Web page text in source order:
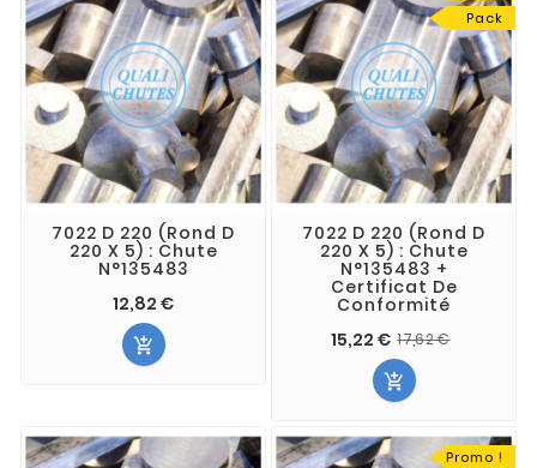
7022 D 220 (Rond D
220 X 5) : Chute
N°135483
12,82 €

Pack
7022 D 220 (Rond D
220 X 5) : Chute
N°135483 +
Certificat De
Conformité
15,22 € 17,62 €

Promo !